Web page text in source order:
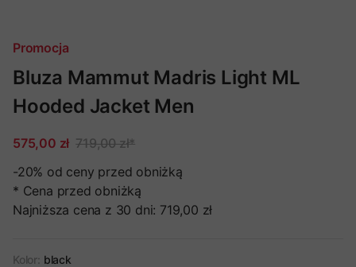
Promocja
Bluza Mammut Madris Light ML
Hooded Jacket Men
575,00 zł 719,00 zł*
-20% od ceny przed obniżką
* Cena przed obniżką
Najniższa cena z 30 dni: 719,00 zł
Kolor: black